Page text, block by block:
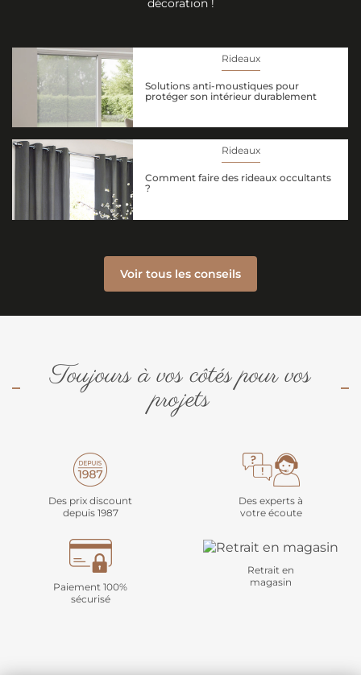
décoration !
Rideaux
Solutions anti-moustiques pour
protéger son intérieur durablement
Rideaux
Comment faire des rideaux occultants
?
Voir tous les conseils
Toujours à vos côtés pour vos
projets
Des prix discount
depuis 1987
Des experts à
votre écoute
Paiement 100%
sécurisé
Retrait en
magasin